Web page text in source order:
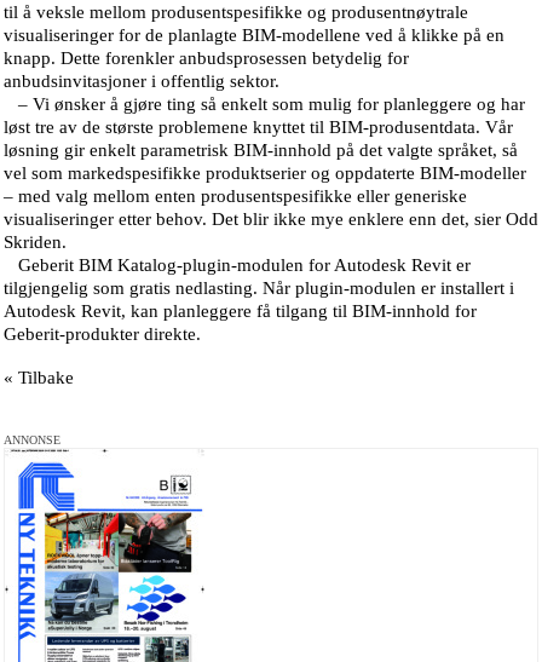
til å veksle mellom produsentspesifikke og produsentnøytrale
visualiseringer for de planlagte BIM-modellene ved å klikke på en
knapp. Dette forenkler anbudsprosessen betydelig for
anbudsinvitasjoner i offentlig sektor.
– Vi ønsker å gjøre ting så enkelt som mulig for planleggere og har
løst tre av de største problemene knyttet til BIM-produsentdata. Vår
løsning gir enkelt parametrisk BIM-innhold på det valgte språket, så
vel som markedspesifikke produktserier og oppdaterte BIM-modeller
– med valg mellom enten produsentspesifikke eller generiske
visualiseringer etter behov. Det blir ikke mye enklere enn det, sier Odd
Skriden.
Geberit BIM Katalog-plugin-modulen for Autodesk Revit er
tilgjengelig som gratis nedlasting. Når plugin-modulen er installert i
Autodesk Revit, kan planleggere få tilgang til BIM-innhold for
Geberit-produkter direkte.
« Tilbake
ANNONSE